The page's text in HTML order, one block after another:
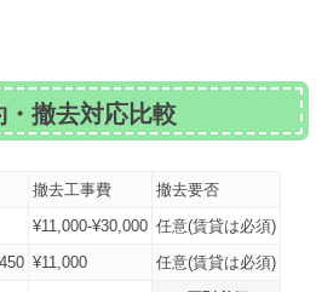
撤去対応比較
撤去工事費
撤去要否
¥11,000-¥30,000 任意(賃貸は必須)
¥11,000
任意(賃貸は必須)